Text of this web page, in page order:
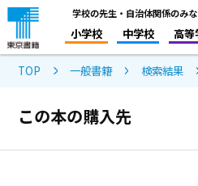
学校の先生・自治体関係のみ
小学校 中学校 高等
TOP 一般書籍 検索結果
この本の購入先